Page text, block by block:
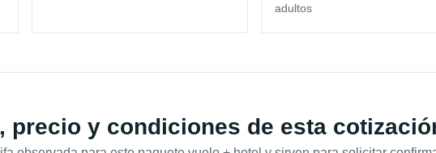
adultos
precio y condiciones de esta